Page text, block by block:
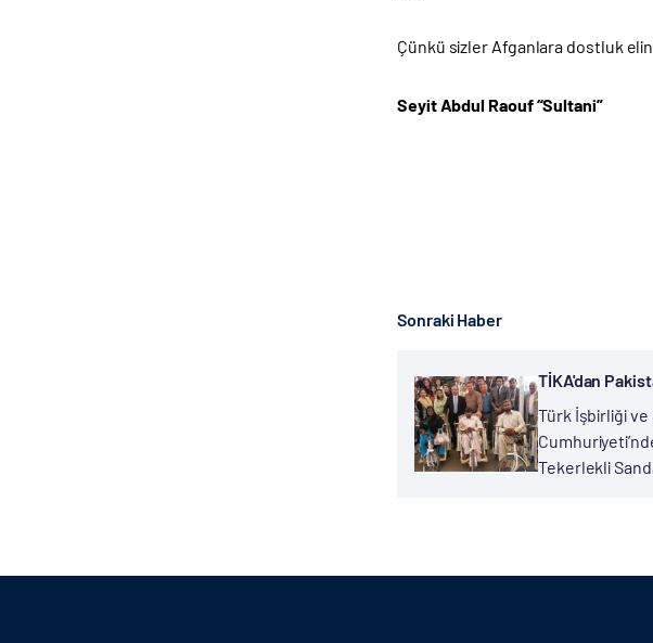
Çünkü sizler Afganlara dostluk elini
Seyit Abdul Raouf “Sultani”
Sonraki Haber
TİKA'dan
Türk İşbirliği ve
Tekerlekli